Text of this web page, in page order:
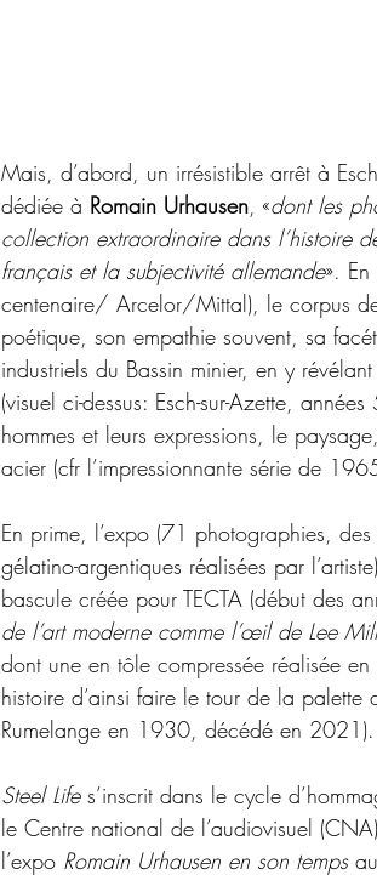
Mais, d’abord, un irrésistible arrêt à
dédiée à Romain Urhausen, «dont les
collection extraordinaire dans l’histoire
français et la subjectivité allemande».
centenaire/ Arcelor/Mittal), le corpus
poétique, son empathie souvent, sa
industriels du Bassin minier, en y
(visuel ci-dessus: Esch-sur-Azette,
hommes et leurs expressions, le
acier (cfr l’impressionnante série de
En prime, l’expo (71 photographies,
gélatino-argentiques réalisées par
bascule créée pour TECTA (début des
de l’art moderne comme l’œil de Lee
dont une en tôle compressée réalisée
histoire d’ainsi faire le tour de la palette
Rumelange en 1930, décédé en 2021).
Steel Life s’inscrit dans le cycle
le Centre national de l’audiovisuel
l’expo Romain Urhausen en son temps